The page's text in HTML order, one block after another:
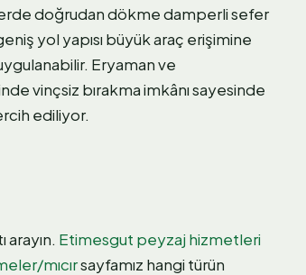
doğrudan dökme damperli sefer
yol yapısı büyük araç erişimine
Eryaman ve
vinçsiz bırakma imkânı sayesinde
ediliyor.
arayın. Etimesgut peyzaj hizmetleri
mıcırsayfamız hangi türün